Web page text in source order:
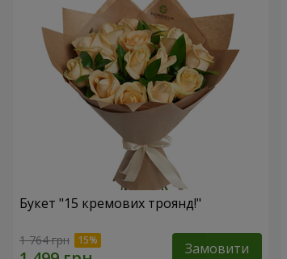
Букет "15 кремових троянд!"
1 764 грн Замовити